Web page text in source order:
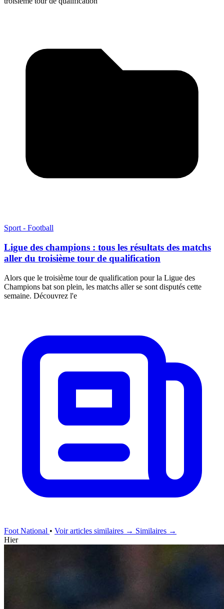
Sport - Football
Ligue des champions : tous les résultats des matchs
aller du troisième tour de qualification
Alors que le troisième tour de qualification pour la Ligue des
Champions bat son plein, les matchs aller se sont disputés cette
semaine. Découvrez l'e
Foot National • Voir articles similaires → Similaires →
Hier